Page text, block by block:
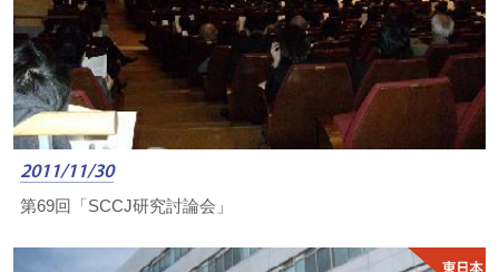
2011/11/30
第69回「SCCJ研究討論会」